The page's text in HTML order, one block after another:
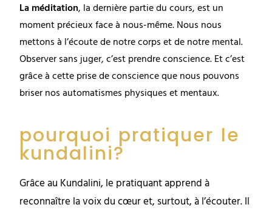
La méditation, la dernière partie du cours, est un
moment précieux face à nous-même. Nous nous
mettons à l’écoute de notre corps et de notre mental.
Observer sans juger, c’est prendre conscience. Et c’est
grâce à cette prise de conscience que nous pouvons
briser nos automatismes physiques et mentaux.
pourquoi pratiquer le
kundalini?
Grâce au Kundalini, le pratiquant apprend à
reconnaître la voix du cœur et, surtout, à l’écouter. Il